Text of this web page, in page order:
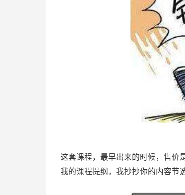
这套课程，最早出来的时候，售价
我的课程提纲，我抄抄你的内容节选